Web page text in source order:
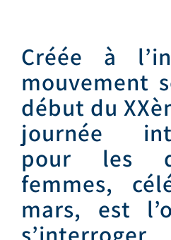
Créée à
mouvement
début du
journée
pour les
femmes,
mars, est